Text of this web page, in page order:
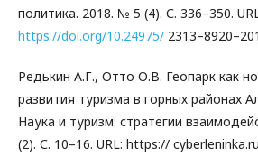
политика. 2018. № 5 (4). С. 336–350.
https://doi.org/10.24975/
Редькин А.Г., Отто О.В. Геопарк как
развития туризма в горных районах
Наука и туризм: стратегии
(2). С. 10–16. URL: https://